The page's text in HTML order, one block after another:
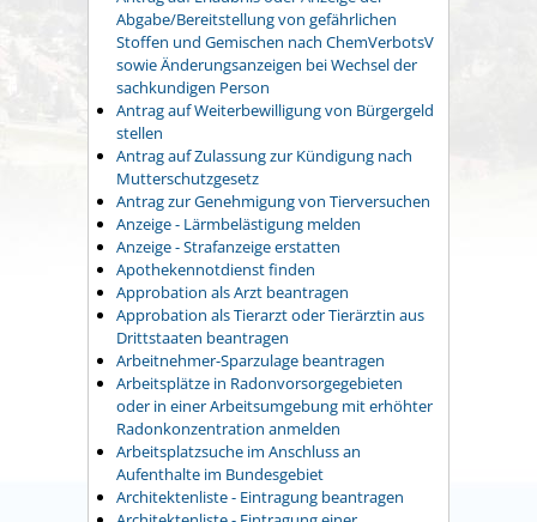
Abgabe/Bereitstellung von gefährlichen
Stoffen und Gemischen nach ChemVerbotsV
sowie Änderungsanzeigen bei Wechsel der
sachkundigen Person
Antrag auf Weiterbewilligung von Bürgergeld
stellen
Antrag auf Zulassung zur Kündigung nach
Mutterschutzgesetz
Antrag zur Genehmigung von Tierversuchen
Anzeige - Lärmbelästigung melden
Anzeige - Strafanzeige erstatten
Apothekennotdienst finden
Approbation als Arzt beantragen
Approbation als Tierarzt oder Tierärztin aus
Drittstaaten beantragen
Arbeitnehmer-Sparzulage beantragen
Arbeitsplätze in Radonvorsorgegebieten
oder in einer Arbeitsumgebung mit erhöhter
Radonkonzentration anmelden
Arbeitsplatzsuche im Anschluss an
Aufenthalte im Bundesgebiet
Architektenliste - Eintragung beantragen